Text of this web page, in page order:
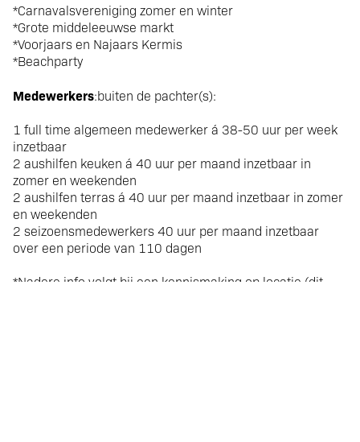
*Carnavalsvereniging zomer en winter
*Grote middeleeuwse markt
*Voorjaars en Najaars Kermis
*Beachparty
Medewerkers:buiten de pachter(s):
1 full time algemeen medewerker á 38-50 uur per week
inzetbaar
2 aushilfen keuken á 40 uur per maand inzetbaar in
zomer en weekenden
2 aushilfen terras á 40 uur per maand inzetbaar in zomer
en weekenden
2 seizoensmedewerkers 40 uur per maand inzetbaar
over een periode van 110 dagen
*Nadere info volgt bij een kennismaking op locatie (dit